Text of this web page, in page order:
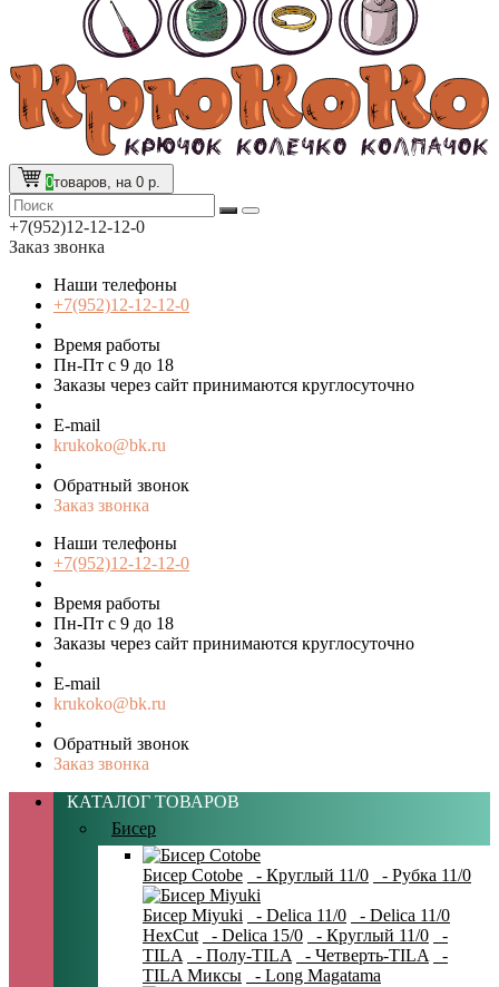
0товаров, на 0 р.
+7(952)12-12-12-0
Заказ звонка
Наши телефоны
+7(952)12-12-12-0
Время работы
Пн-Пт с 9 до 18
Заказы через сайт принимаются круглосуточно
E-mail
krukoko@bk.ru
Обратный звонок
Заказ звонка
Наши телефоны
+7(952)12-12-12-0
Время работы
Пн-Пт с 9 до 18
Заказы через сайт принимаются круглосуточно
E-mail
krukoko@bk.ru
Обратный звонок
Заказ звонка
КАТАЛОГ ТОВАРОВ
Бисер
Бисер Cotobe - Круглый 11/0 - Рубка 11/0
Бисер Miyuki - Delica 11/0
- Delica 11/0
HexCut
- Delica 15/0 - Круглый 11/0
-
TILA
- Полу-TILA - Четверть-TILA
-
TILA Миксы
- Long Magatama